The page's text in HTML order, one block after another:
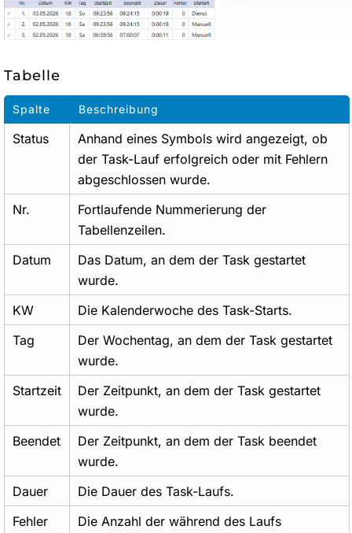
Tabelle
Spalte Beschreibung
Status
Anhand eines Symbols wird angezeigt, ob
der Task-Lauf erfolgreich oder mit Fehlern
abgeschlossen wurde.
Nr.
Fortlaufende Nummerierung der
Tabellenzeilen.
Datum
Das Datum, an dem der Task gestartet
wurde.
KW
Die Kalenderwoche des Task-Starts.
Tag
Der Wochentag, an dem der Task gestartet
wurde.
Startzeit
Der Zeitpunkt, an dem der Task gestartet
wurde.
Beendet
Der Zeitpunkt, an dem der Task beendet
wurde.
Dauer
Die Dauer des Task-Laufs.
Fehler
Die Anzahl der während des Laufs